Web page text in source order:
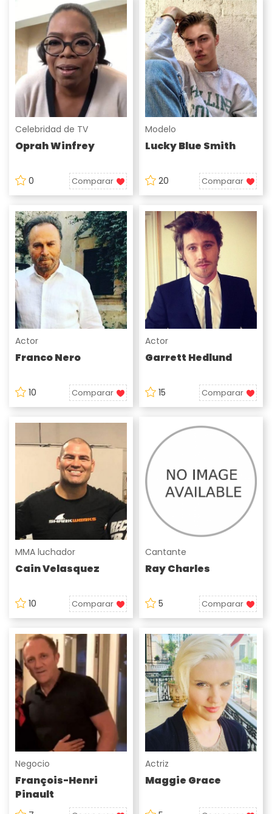
Celebridad de TV
Oprah Winfrey
0 Comparar
Modelo
Lucky Blue Smith
20 Comparar
Actor
Franco Nero
10 Comparar
Actor
Garrett Hedlund
15 Comparar
MMA luchador
Cain Velasquez
10 Comparar
Cantante
Ray Charles
5 Comparar
Negocio
François-Henri
Pinault
Actriz
Maggie Grace